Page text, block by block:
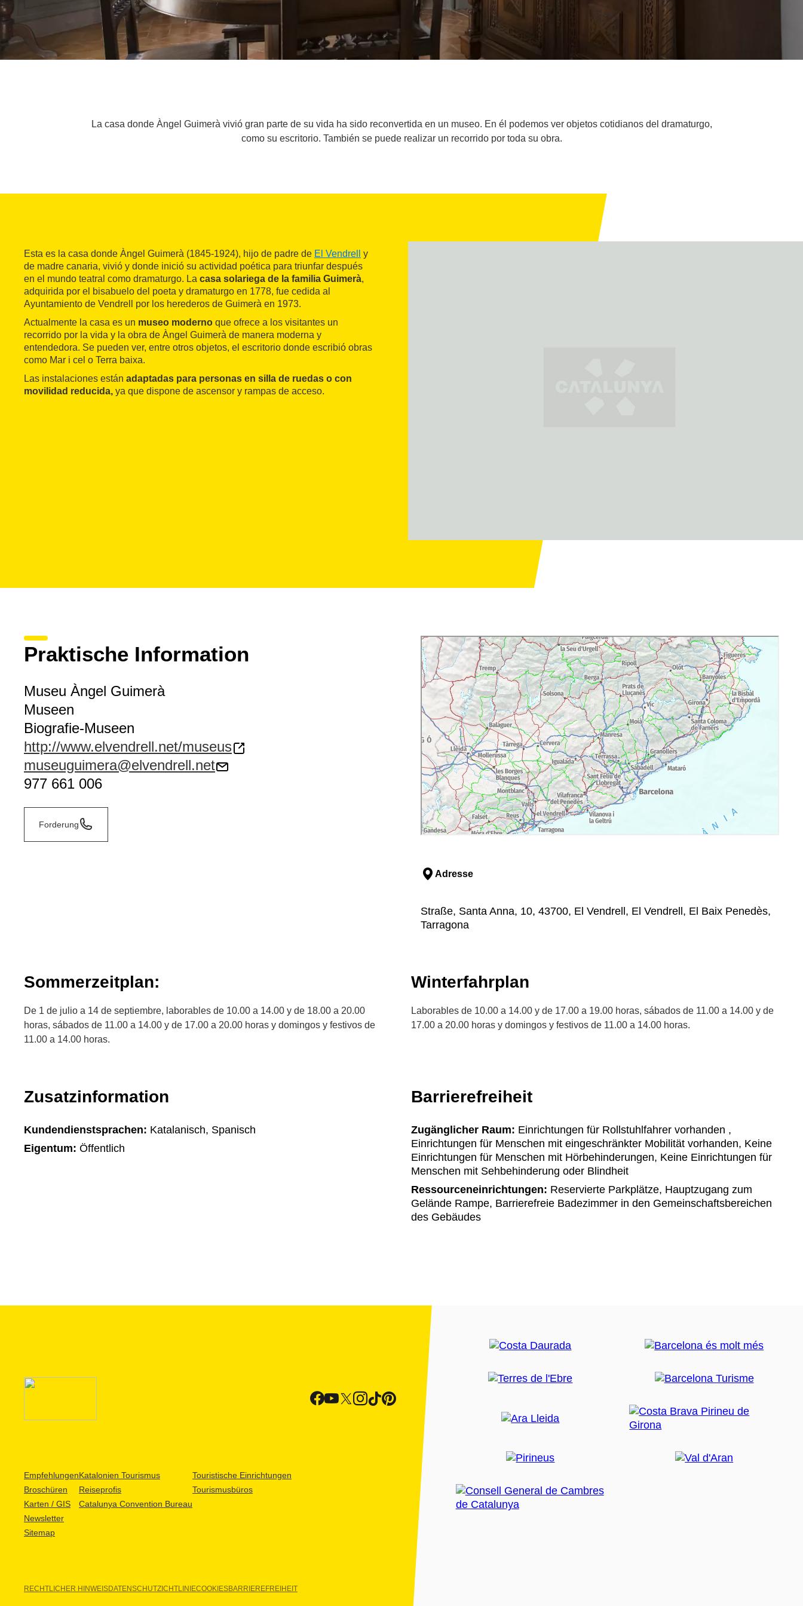
La casa donde Àngel Guimerà vivió gran parte de su vida ha sido reconvertida en un museo. En él podemos ver objetos cotidianos del dramaturgo,
como su escritorio. También se puede realizar un recorrido por toda su obra.
Esta es la casa donde Àngel Guimerà (1845-1924), hijo de padre de El Vendrell
y
de madre canaria, vivió y donde inició su actividad poética para triunfar después
en el mundo teatral como dramaturgo. La casa solariega de la familia Guimerà,
adquirida por el bisabuelo del poeta y dramaturgo en 1778, fue cedida al
Ayuntamiento de Vendrell por los herederos de Guimerà en 1973.
Actualmente la casa es un museo moderno que ofrece a los visitantes un
recorrido por la vida y la obra de Àngel Guimerà de manera moderna y
entendedora. Se pueden ver, entre otros objetos, el escritorio donde escribió obras
como Mar i cel o Terra baixa.
Las instalaciones están adaptadas para personas en silla de ruedas o con
movilidad reducida, ya que dispone de ascensor y rampas de acceso.
Praktische Information
Museu Àngel Guimerà
Museen
Biografie-Museen
http://www.elvendrell.net/museus
museuguimera@elvendrell.net
977 661 006
Forderung
Adresse
Straße, Santa Anna, 10, 43700, El Vendrell, El Vendrell, El Baix Penedès,
Tarragona
Sommerzeitplan:
De 1 de julio a 14 de septiembre, laborables de 10.00 a 14.00 y de 18.00 a 20.00
horas, sábados de 11.00 a 14.00 y de 17.00 a 20.00 horas y domingos y festivos de
11.00 a 14.00 horas.
Winterfahrplan
Laborables de 10.00 a 14.00 y de 17.00 a 19.00 horas, sábados de 11.00 a 14.00 y de
17.00 a 20.00 horas y domingos y festivos de 11.00 a 14.00 horas.
Zusatzinformation
Kundendienstsprachen: Katalanisch, Spanisch
Eigentum: Öffentlich
Barrierefreiheit
Zugänglicher Raum: Einrichtungen für Rollstuhlfahrer vorhanden ,
Einrichtungen für Menschen mit eingeschränkter Mobilität vorhanden, Keine
Einrichtungen für Menschen mit Hörbehinderungen, Keine Einrichtungen für
Menschen mit Sehbehinderung oder Blindheit
Ressourceneinrichtungen: Reservierte Parkplätze, Hauptzugang zum
Gelände Rampe, Barrierefreie Badezimmer in den Gemeinschaftsbereichen
des Gebäudes
Empfehlungen
Broschüren
Karten / GIS
Newsletter
Sitemap
Katalonien Tourismus
Reiseprofis
Catalunya Convention Bureau
Touristische Einrichtungen
Tourismusbüros
RECHTLICHER HINWEISDATENSCHUTZICHTLINIECOOKIESBARRIEREFREIHEIT